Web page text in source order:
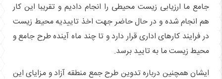
جامع ما ارزیابی زیست محیطی را انجام دادیم و تقریبا این کار
هم انجام شده و در حال حاضر جهت اخذ تاییدیه محیط زیست
در فرایند کار‌های اداری قرار دارد و تا چند ماه آینده طرح جامع و
محیط زیست ما به تایید برسد.
ایشان همچنین درباره تدوین طرح جمع منطقه آزاد و مزایای این